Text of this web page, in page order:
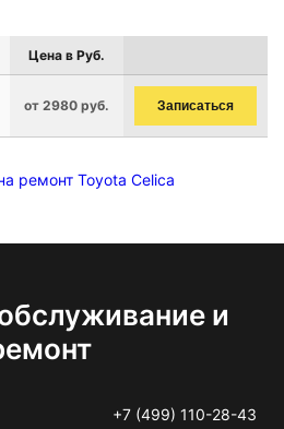
Цена в Руб.
от 2980 руб. Записаться
ремонт Toyota Celica
и
+7 (499) 110-28-43